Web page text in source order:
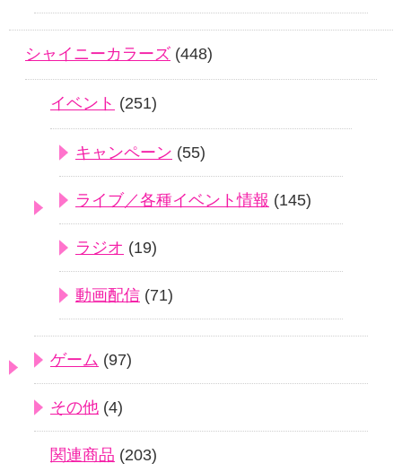
シャイニーカラーズ (448)
イベント (251)
キャンペーン (55)
ライブ／各種イベント情報 (145)
ラジオ (19)
動画配信 (71)
ゲーム (97)
その他 (4)
関連商品 (203)